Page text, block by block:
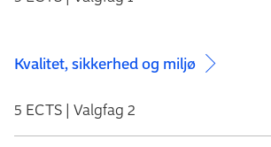
Kvalitet, sikkerhed og miljø
5 ECTS | Valgfag 2